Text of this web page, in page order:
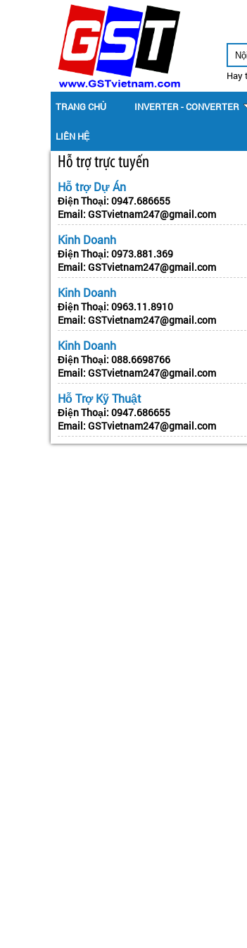
Hay
TRANG CHỦ INVERTER - CONVERTER
LIÊN HỆ
Hỗ trợ trực tuyến
Hỗ trợ Dự Án
Điện Thoại: 0947.686655
Email: GSTvietnam247@gmail.com
Kinh Doanh
Điện Thoại: 0973.881.369
Email: GSTvietnam247@gmail.com
Kinh Doanh
Điện Thoại: 0963.11.8910
Email: GSTvietnam247@gmail.com
Kinh Doanh
Điện Thoại: 088.6698766
Email: GSTvietnam247@gmail.com
Hỗ Trợ Kỹ Thuật
Điện Thoại: 0947.686655
Email: GSTvietnam247@gmail.com